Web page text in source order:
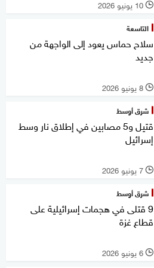
l 10 يونيو 2026
التاسعة
سلاح حماس يعود إلى الواجهة من
جديد
l 8 يونيو 2026
شرق أوسط
قتيل و5 مصابين في إطلاق نار وسط
إسرائيل
l 7 يونيو 2026
شرق أوسط
9 قتلى في هجمات إسرائيلية على
قطاع غزة
l 6 يونيو 2026